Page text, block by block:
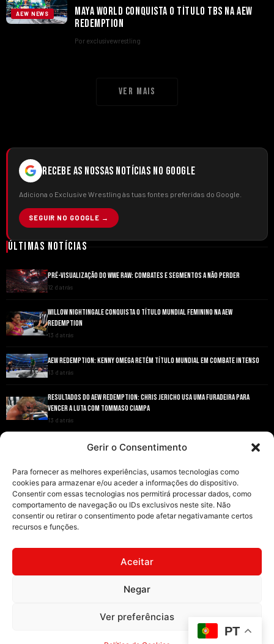
Gerir o Consentimento
Para fornecer as melhores experiências, usamos tecnologias como
cookies para armazenar e/ou aceder a informações do dispositivo.
Consentir com essas tecnologias nos permitirá processar dados, como
comportamento de navegação ou IDs exclusivos neste site. Não
consentir ou retirar o consentimento pode afetar negativamante certos
recursos e funções.
Aceitar
Negar
Ver preferências
AEW NEWS
MAYA WORLD CONQUISTA O TÍTULO TBS NA AEW
REDEMPTION
Por exclusivewrestling
Ver mais
RECEBE AS NOSSAS NOTÍCIAS NO GOOGLE
Adiciona o Exclusive Wrestling às tuas fontes preferidas do Google.
SEGUIR NO GOOGLE →
Últimas Notícias
PRÉ-VISUALIZAÇÃO DO WWE RAW: COMBATES E SEGMENTOS A NÃO PERDER
12 d atrás
WILLOW NIGHTINGALE CONQUISTA O TÍTULO MUNDIAL FEMININO NA AEW
REDEMPTION
13 d atrás
AEW REDEMPTION: KENNY OMEGA RETÉM TÍTULO MUNDIAL EM COMBATE INTENSO
13 d atrás
RESULTADOS DO AEW REDEMPTION: CHRIS JERICHO USA UMA FURADEIRA PARA
VENCER A LUTA COM TOMMASO CIAMPA
13 d atrás
ANDRADE EL IDOLO CONQUISTA O TÍTULO NACIONAL DA AEW EM GRANDE ESTILO
seus respetivos proprietários.
Illimitatus Agency
Política de Cookies (UE)
Política de Privacidade
PT